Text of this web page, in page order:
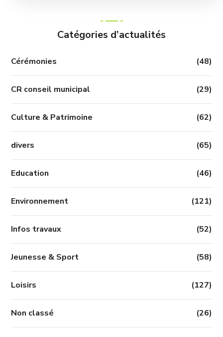
Catégories d’actualités
Cérémonies (48)
CR conseil municipal (29)
Culture & Patrimoine (62)
divers (65)
Education (46)
Environnement (121)
Infos travaux (52)
Jeunesse & Sport (58)
Loisirs (127)
Non classé (26)